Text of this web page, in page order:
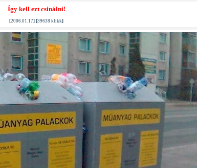
Így kell ezt csinálni!
[2006.01.17] [39638 klikk]